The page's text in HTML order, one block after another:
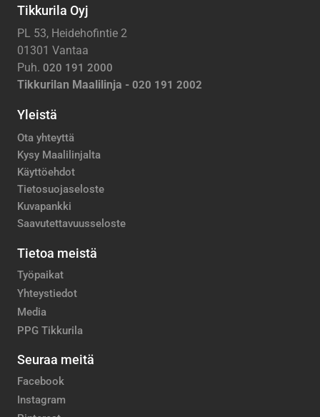
Tikkurila Oyj
PL 53, Heidehofintie 2
01301 Vantaa
Puh. 020 191 2000
Tikkurilan Maalilinja - 020 191 2002
Yleistä
Ota yhteyttä
Kysy Maalilinjalta
Käyttöehdot
Tietosuojaseloste
Kuvapankki
Saavutettavuusseloste
Tietoa meistä
Työpaikat
Yhteystiedot
Media
PPG Tikkurila
Seuraa meitä
Facebook
Instagram